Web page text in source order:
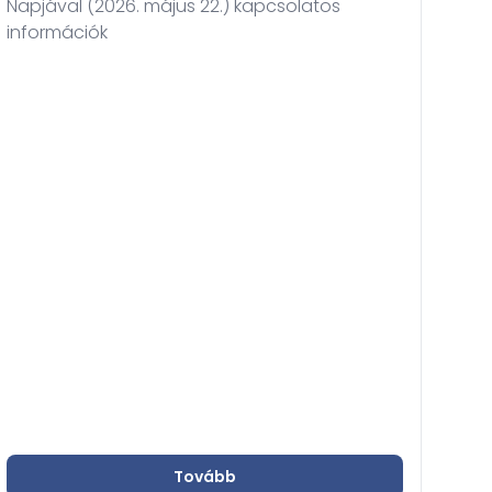
Napjával (2026. május 22.) kapcsolatos
információk
Tovább